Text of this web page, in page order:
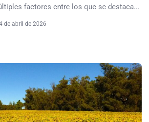
factores entre los que se destaca...
de abril de 2026